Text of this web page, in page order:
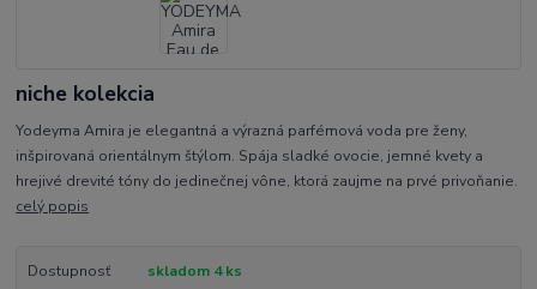
niche kolekcia
Yodeyma Amira je elegantná a výrazná parfémová voda pre ženy,
inšpirovaná orientálnym štýlom. Spája sladké ovocie, jemné kvety a
hrejivé drevité tóny do jedinečnej vône, ktorá zaujme na prvé privoňanie.
celý popis
Dostupnosť
skladom 4 ks